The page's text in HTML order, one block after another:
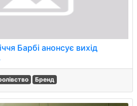
Барбі анонсує вихід
Бренд